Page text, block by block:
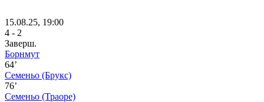
15.08.25, 19:00
4 - 2
Заверш.
Борнмут
64’
Семеньо (Брукс)
76’
Семеньо (Траоре)